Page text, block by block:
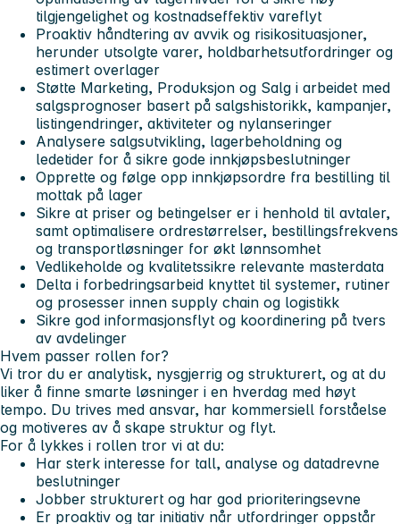
tilgjengelighet og kostnadseffektiv vareflyt
Proaktiv håndtering av avvik og risikosituasjoner,
herunder utsolgte varer, holdbarhetsutfordringer og
estimert overlager
Støtte Marketing, Produksjon og Salg i arbeidet med
salgsprognoser basert på salgshistorikk, kampanjer,
listingendringer, aktiviteter og nylanseringer
Analysere salgsutvikling, lagerbeholdning og
ledetider for å sikre gode innkjøpsbeslutninger
Opprette og følge opp innkjøpsordre fra bestilling til
mottak på lager
Sikre at priser og betingelser er i henhold til avtaler,
samt optimalisere ordrestørrelser, bestillingsfrekvens
og transportløsninger for økt lønnsomhet
Vedlikeholde og kvalitetssikre relevante masterdata
Delta i forbedringsarbeid knyttet til systemer, rutiner
og prosesser innen supply chain og logistikk
Sikre god informasjonsflyt og koordinering på tvers
av avdelinger
Hvem passer rollen for?
Vi tror du er analytisk, nysgjerrig og strukturert, og at du
liker å finne smarte løsninger i en hverdag med høyt
tempo. Du trives med ansvar, har kommersiell forståelse
og motiveres av å skape struktur og flyt.
For å lykkes i rollen tror vi at du:
Har sterk interesse for tall, analyse og datadrevne
beslutninger
Jobber strukturert og har god prioriteringsevne
Er proaktiv og tar initiativ når utfordringer oppstår